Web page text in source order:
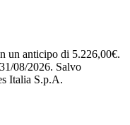
un anticipo di 5.226,00€.
08/2026. Salvo
Italia S.p.A.